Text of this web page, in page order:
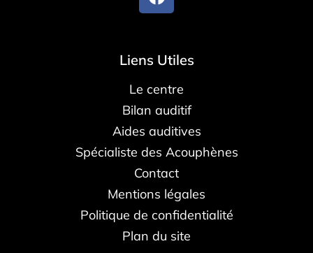
Liens Utiles
Le centre
Bilan auditif
Aides auditives
Spécialiste des Acouphènes
Contact
Mentions légales
Politique de confidentialité
Plan du site